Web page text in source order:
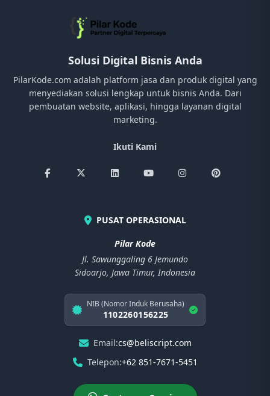
Solusi Digital Bisnis Anda
PilarKode.com adalah platform jasa dan produk digital yang
menyediakan solusi lengkap untuk bisnis Anda. Dari
pembuatan website, aplikasi, hingga layanan digital
marketing.
Ikuti Kami
PUSAT OPERASIONAL
Pilar Kode
Jl. Sawunggaling 6 Jemundo
Sidoarjo, Jawa Timur, Indonesia
NIB (Nomor Induk Berusaha)
1102260156225
Email:cs@beliscript.com
Telepon:+62 851-7671-5451